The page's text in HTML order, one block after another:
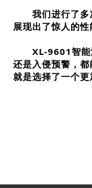
我们进行了
展现出了惊人的
XL-9601智能
还是入侵预警，
就是选择了一个更